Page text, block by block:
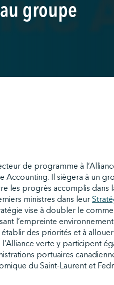
groupe
de programme à
Accounting. Il siègera à un
les progrès accomplis dans
ministres dans leur
vise à doubler le
l’empreinte
des priorités et à
verte y participent
portuaires
du Saint-Laurent et